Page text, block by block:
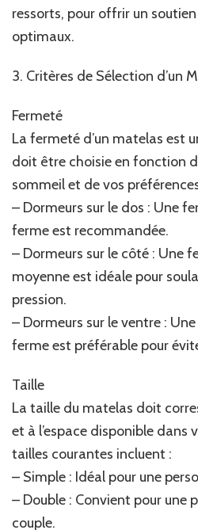
ressorts, pour offrir un
optimaux.
3. Critères de Sélection d’un
Fermeté
La fermeté d’un matelas est
doit être choisie en fonction
sommeil et de vos
– Dormeurs sur le dos : Une
ferme est recommandée.
– Dormeurs sur le côté : Une
moyenne est idéale pour
pression.
– Dormeurs sur le ventre :
ferme est préférable pour
Taille
La taille du matelas doit
et à l’espace disponible dans
tailles courantes incluent :
– Simple : Idéal pour une
– Double : Convient pour une
couple.